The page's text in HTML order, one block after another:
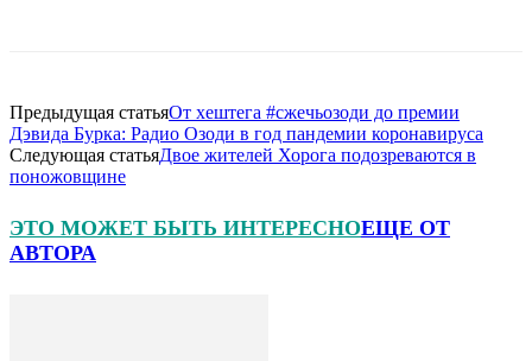
Предыдущая статьяОт хештега #сжечьозоди до премии
Дэвида Бурка: Радио Озоди в год пандемии коронавируса
Следующая статьяДвое жителей Хорога подозреваются в
поножовщине
ЭТО МОЖЕТ БЫТЬ ИНТЕРЕСНОЕЩЕ ОТ
АВТОРА